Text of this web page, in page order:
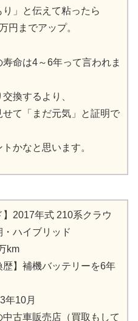
り」と伝えて粘ったら
円までアップ。
命は4～6年って言われま
換するより、
せて「まだ元気」と証明で
かなと思います。
】2017年式 210系クラウ
ハイブリッド
km
歴】補機バッテリーを6年
年10月
中古車販売店（買取もして